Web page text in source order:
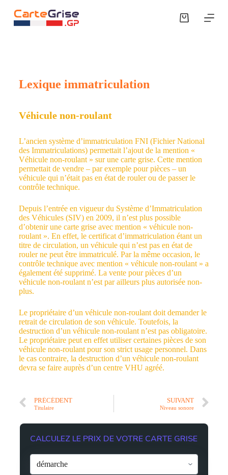
P
Lexique immatriculation
Véhicule non-roulant
L’ancien système d’immatriculation FNI (Fichier National
des Immatriculations) permettait l’ajout de la mention «
Véhicule non-roulant » sur une carte grise. Cette mention
permettait de vendre – par exemple pour pièces – un
véhicule qui n’était pas en état de rouler ou de passer le
contrôle technique.
Depuis l’entrée en vigueur du Système d’Immatriculation
des Véhicules (SIV) en 2009, il n’est plus possible
d’obtenir une carte grise avec mention « véhicule non-
roulant ». En effet, le certificat d’immatriculation étant un
titre de circulation, un véhicule qui n’est pas en état de
rouler ne peut être immatriculé. Par la même occasion, le
contrôle technique avec mention « véhicule non-roulant » a
également été supprimé. La vente pour pièces d’un
véhicule non-roulant n’est par ailleurs plus autorisée non-
plus.
Le propriétaire d’un véhicule non-roulant doit demander le
retrait de circulation de son véhicule. Toutefois, la
destruction d’un véhicule non-roulant n’est pas obligatoire.
Le propriétaire peut en effet utiliser certaines pièces de son
véhicule non-roulant pour son strict usage personnel. Dans
le cas contraire, la destruction d’un véhicule non-roulant
devra se faire auprès d’un centre VHU agréé.
PRÉCÉDENT
Titulaire
SUIVANT
Niveau sonore
CALCULEZ LE PRIX DE VOTRE CARTE GRISE